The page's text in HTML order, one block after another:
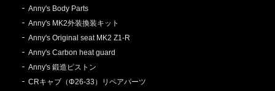
Anny's Body Parts
Anny's MK2外装換装キット
Anny's Original seat MK2 Z1-R
Anny's Carbon heat guard
Anny's 鍛造ピストン
CRキャブ（Φ26-33）リペアパーツ